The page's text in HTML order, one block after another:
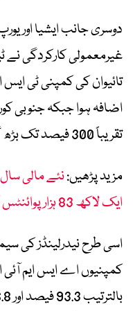
دوسری جانب ایشیا اور
غیرمعمولی کارکردگی
اضافہ ہوا جبکہ
تقریباً 300 فیصد تک بڑھ گئے۔
مزید پڑھیں:نئے مالی
ایک لاکھ 83 ہزار پوائنٹس کی سطح عبور کر گیا
اسی طرح نیدرلینڈز کی
کمپنیوں اے ایس ایم